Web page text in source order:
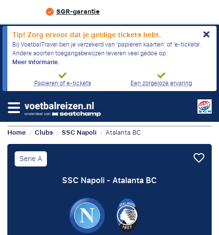
SGR-garantie
Tip! Zorg ervoor dat je geldige tickets hebt.
Bij VoetbalTravel ben je verzekerd van ‘papieren kaarten’ of ‘e-tickets’.
Andere soorten toegangsbewijzen leveren veel gedoe op.
Meer informatie.
Papieren of e-tickets
Een zorgeloze ervaring
Home / Clubs / SSC Napoli / Atalanta BC
Serie A
SSC Napoli - Atalanta BC